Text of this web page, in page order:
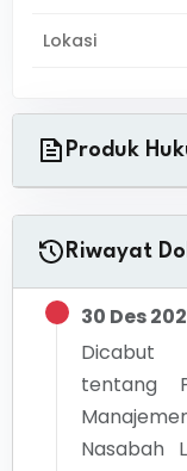
Lokasi
Produk
Riwayat
30 Des
Dicabut
tentang
Nasabah